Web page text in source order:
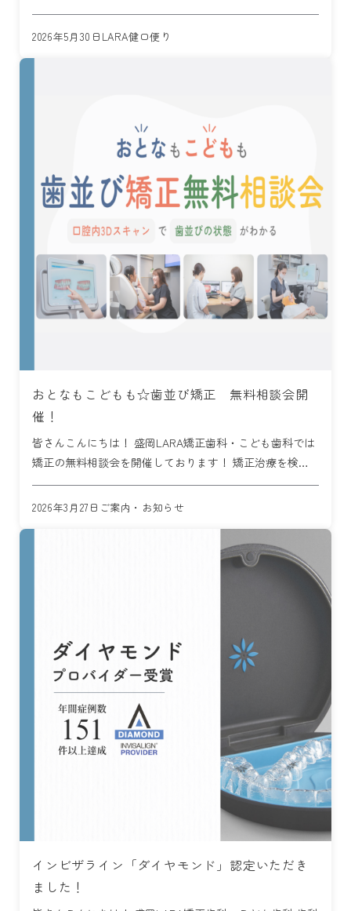
なってしまう ―――このようなお悩みを抱えていません
か？ 出っ歯は見た目の問題として捉えられがちですが、
2026年5月30日 LARA健口便り
おとなもこどもも☆歯並び矯正 無料相談会開
催！
皆さんこんにちは！ 盛岡LARA矯正歯科・こども歯科では
矯正の無料相談会を開催しております！ 矯正治療を検討
しているものの、 「費用はどのくらい？」 「期間は長
い？」 「私の歯並びでも治せる？」 と迷っていません
2026年3月27日 ご案内・お知らせ
インビザライン「ダイヤモンド」認定いただき
ました！